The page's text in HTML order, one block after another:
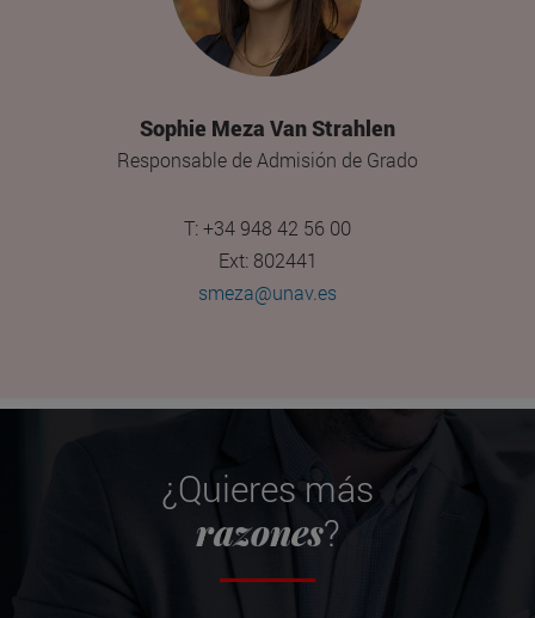
Sophie Meza Van Strahlen
Responsable de Admisión de Grado
T: +34 948 42 56 00
Ext: 802441
smeza@unav.es
¿Quieres más
razones?